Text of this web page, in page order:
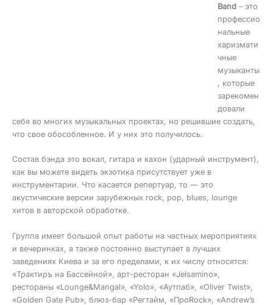
Band – это
профессио
нальные
харизмати
чные
музыканты
, которые
зарекомен
довали
себя во многих музыкальных проектах, но решившие создать,
что свое обособленное. И у них это получилось.
Состав бэнда это вокал, гитара и кахон (ударный инструмент),
как вы можете видеть экзотика присутствует уже в
инструментарии. Что касается репертуар, то — это
акустические версии зарубежных rock, pop, blues, lounge
хитов в авторской обработке.
Группа имеет большой опыт работы на частных мероприятиях
и вечеринках, а также постоянно выступает в лучших
заведениях Киева и за его пределами, к их числу относятся:
«Трактиръ на Бассейной», арт-ресторан «Jelsamino»,
рестораны «Lounge&Mangal», «Yolo», «Аутпаб», «Oliver Twist»,
«Golden Gate Pub», блюз-бар «Регтайм, «ПроRock», «Andrew’s